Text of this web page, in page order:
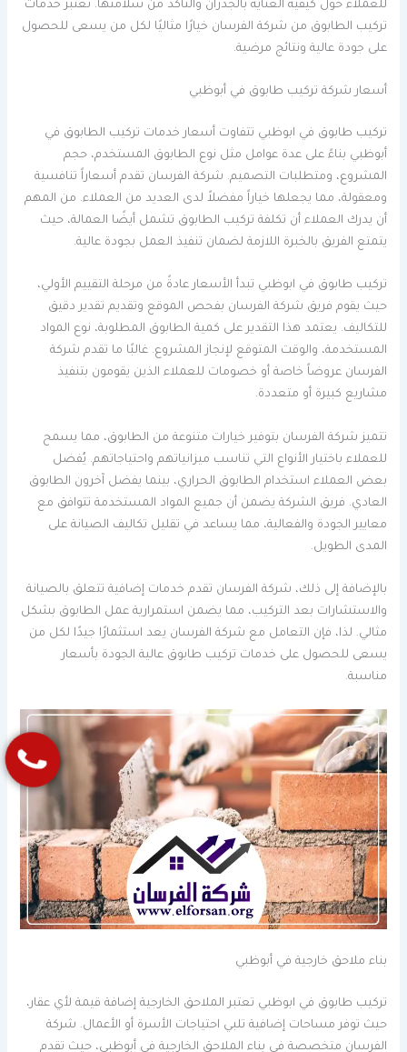
للعملاء حول كيفية العناية بالجدران والتأكد من سلامتها. تعتبر خدمات
تركيب الطابوق من شركة الفرسان خيارًا مثاليًا لكل من يسعى للحصول
على جودة عالية ونتائج مرضية.
أسعار شركة تركيب طابوق في أبوظبي
تركيب طابوق في ابوظبي تتفاوت أسعار خدمات تركيب الطابوق في
أبوظبي بناءً على عدة عوامل مثل نوع الطابوق المستخدم، حجم
المشروع، ومتطلبات التصميم. شركة الفرسان تقدم أسعاراً تنافسية
ومعقولة، مما يجعلها خياراً مفضلاً لدى العديد من العملاء. من المهم
أن يدرك العملاء أن تكلفة تركيب الطابوق تشمل أيضًا العمالة، حيث
يتمتع الفريق بالخبرة اللازمة لضمان تنفيذ العمل بجودة عالية.
تركيب طابوق في ابوظبي تبدأ الأسعار عادةً من مرحلة التقييم الأولي،
حيث يقوم فريق شركة الفرسان بفحص الموقع وتقديم تقدير دقيق
للتكاليف. يعتمد هذا التقدير على كمية الطابوق المطلوبة، نوع المواد
المستخدمة، والوقت المتوقع لإنجاز المشروع. غالبًا ما تقدم شركة
الفرسان عروضاً خاصة أو خصومات للعملاء الذين يقومون بتنفيذ
مشاريع كبيرة أو متعددة.
تتميز شركة الفرسان بتوفير خيارات متنوعة من الطابوق، مما يسمح
للعملاء باختيار الأنواع التي تناسب ميزانياتهم واحتياجاتهم. يُفضل
بعض العملاء استخدام الطابوق الحراري، بينما يفضل آخرون الطابوق
العادي. فريق الشركة يضمن أن جميع المواد المستخدمة تتوافق مع
معايير الجودة والفعالية، مما يساعد في تقليل تكاليف الصيانة على
المدى الطويل.
بالإضافة إلى ذلك، شركة الفرسان تقدم خدمات إضافية تتعلق بالصيانة
والاستشارات بعد التركيب، مما يضمن استمرارية عمل الطابوق بشكل
مثالي. لذا، فإن التعامل مع شركة الفرسان يعد استثمارًا جيدًا لكل من
يسعى للحصول على خدمات تركيب طابوق عالية الجودة بأسعار
مناسبة.
بناء ملاحق خارجية في أبوظبي
تركيب طابوق في ابوظبي تعتبر الملاحق الخارجية إضافة قيمة لأي عقار،
حيث توفر مساحات إضافية تلبي احتياجات الأسرة أو الأعمال. شركة
الفرسان متخصصة في بناء الملاحق الخارجية في أبوظبي، حيث تقدم